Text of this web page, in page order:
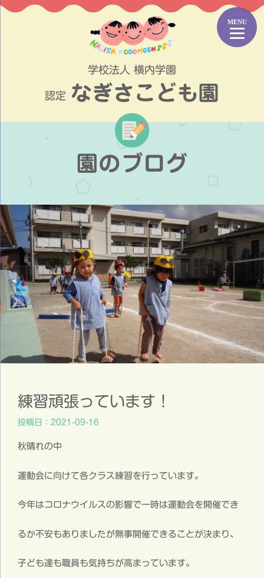
コ
学校法人 横内学園
認定 なぎさこども園
園のブログ
練習頑張っています！
投稿日：2021-09-16
秋晴れの中
運動会に向けて各クラス練習を行っています。
今年はコロナウイルスの影響で一時は運動会を開催でき
るか不安もありましたが無事開催できることが決まり、
子ども達も職員も気持ちが高まっています。